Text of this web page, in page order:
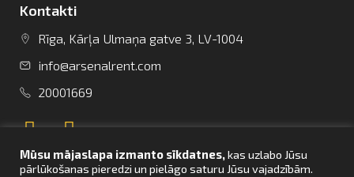
info@arsenalrent.com
+37120001669
Lietuva Latvija Igaunija
Kontakti
Rīga, Kārļa Ulmaņa gatve 3, LV-1004
info@arsenalrent.com
20001669
Mūsu mājaslapa izmanto sīkdatnes,kas uzlabo Jūsu
pārlūkošanas pieredzi un pielāgo saturu Jūsu vajadzībām.